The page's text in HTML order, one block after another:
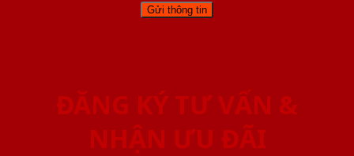
ĐĂNG KÝ TƯ VẤN &
NHẬN ƯU ĐÃI